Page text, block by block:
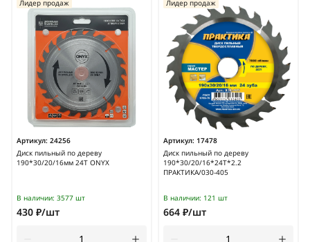
Артикул: 24256
Диск пильный по дереву
190*30/20/16мм 24Т ONYX
Лидер продаж
В наличии: 3577 шт
430 ₽/шт
Артикул: 17478
Диск пильный по дереву
190*30/20/16*24Т*2.2
ПРАКТИКА/030-405
Лидер продаж
В наличии: 121 шт
664 ₽/шт